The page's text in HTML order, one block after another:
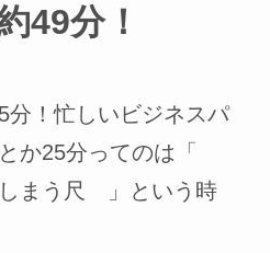
49分！
分！忙しいビジネスパ
か25分ってのは「
まう尺 」という時